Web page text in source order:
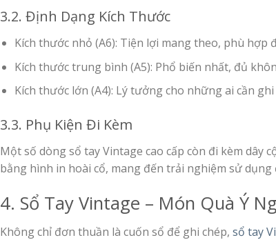
3.2. Định Dạng Kích Thước
Kích thước nhỏ (A6): Tiện lợi mang theo, phù hợp
Kích thước trung bình (A5): Phổ biến nhất, đủ
Kích thước lớn (A4): Lý tưởng cho những ai cần
3.3. Phụ Kiện Đi Kèm
Một số dòng sổ tay Vintage cao cấp còn đi kèm dây
bằng hình in hoài cổ, mang đến trải nghiệm sử dụng
4. Sổ Tay Vintage – Món Quà Ý
Không chỉ đơn thuần là cuốn sổ để ghi chép, sổ tay